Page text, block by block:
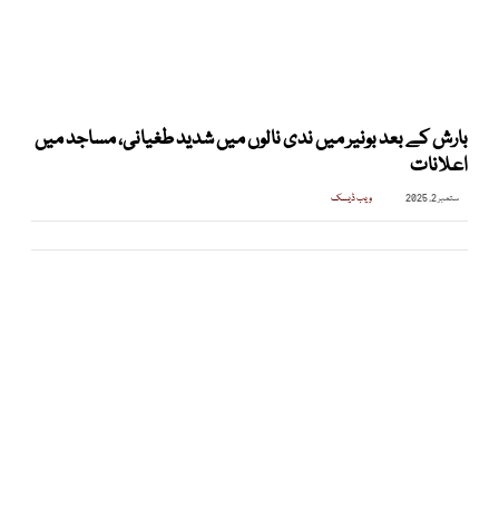
بارش کے بعد بونیر میں ندی نالوں میں شدید طغیانی، مساجد میں
اعلانات
ستمبر 2, 2025 ویب ڈیسک